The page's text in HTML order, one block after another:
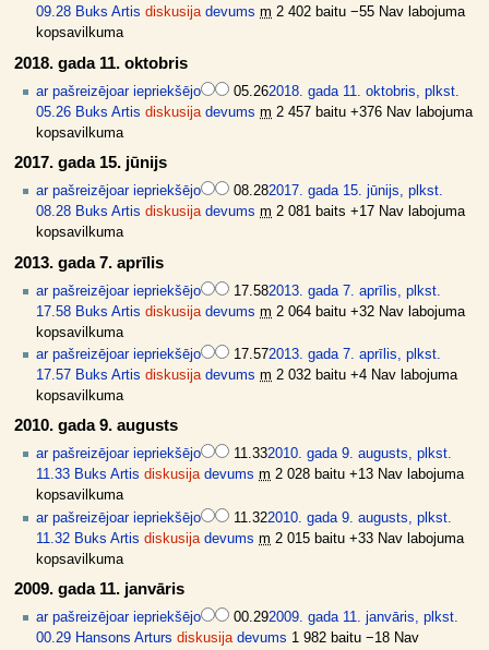
09.28 Buks Artis diskusija devums m 2 402 baitu −55 Nav labojuma
kopsavilkuma
2018. gada 11. oktobris
ar pašreizējoar iepriekšējo 05.262018. gada 11. oktobris, plkst.
05.26 Buks Artis diskusija devums m 2 457 baitu +376 Nav labojuma
kopsavilkuma
2017. gada 15. jūnijs
ar pašreizējoar iepriekšējo 08.282017. gada 15. jūnijs, plkst.
08.28 Buks Artis diskusija devums m 2 081 baits +17 Nav labojuma
kopsavilkuma
2013. gada 7. aprīlis
ar pašreizējoar iepriekšējo 17.582013. gada 7. aprīlis, plkst.
17.58 Buks Artis diskusija devums m 2 064 baitu +32 Nav labojuma
kopsavilkuma
ar pašreizējoar iepriekšējo 17.572013. gada 7. aprīlis, plkst.
17.57 Buks Artis diskusija devums m 2 032 baitu +4 Nav labojuma
kopsavilkuma
2010. gada 9. augusts
ar pašreizējoar iepriekšējo 11.332010. gada 9. augusts, plkst.
11.33 Buks Artis diskusija devums m 2 028 baitu +13 Nav labojuma
kopsavilkuma
ar pašreizējoar iepriekšējo 11.322010. gada 9. augusts, plkst.
11.32 Buks Artis diskusija devums m 2 015 baitu +33 Nav labojuma
kopsavilkuma
2009. gada 11. janvāris
ar pašreizējoar iepriekšējo 00.292009. gada 11. janvāris, plkst.
00.29 Hansons Arturs diskusija devums 1 982 baitu −18 Nav